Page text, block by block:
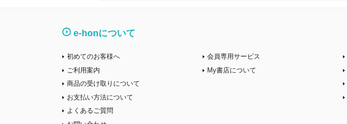
e-honについて
初めてのお客様へ
ご利用案内
商品の受け取りについて
お支払い方法について
よくあるご質問
会員専用サービス
My書店について